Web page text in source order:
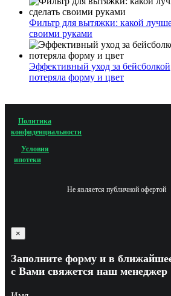
Фильтр для вытяжки: какой
своими руками
Эффективный уход за
потеряла форму и цвет
Политика
конфиденциальности
Условия
ипотеки
Не является публичной офертой
×
Заполните форму и в
с Вами свяжется наш менеджер